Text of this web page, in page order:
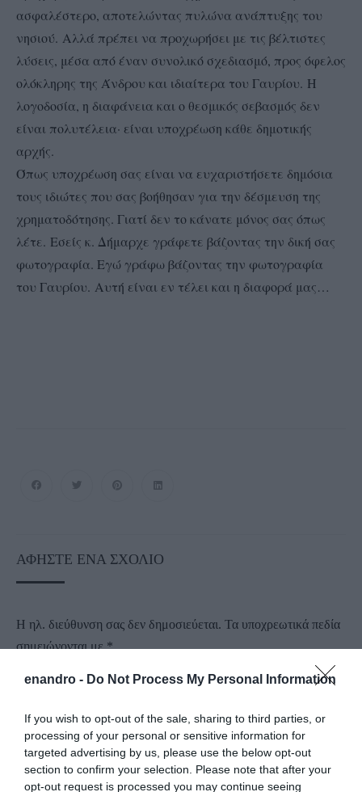
enandro - Do Not Process My Personal Information
If you wish to opt-out of the sale, sharing to third parties, or
processing of your personal or sensitive information for
targeted advertising by us, please use the below opt-out
section to confirm your selection. Please note that after your
opt-out request is processed you may continue seeing
ασφαλέστερο, αποτελώντας πυλώνα ανάπτυξης του
νησιού. Αλλά πρέπει να προχωρήσει με τις βέλτιστες
λύσεις, μέσα από έναν συνολικό σχεδιασμό, προς όφελος
ολόκληρης της Άνδρου και ιδιαίτερα του Γαυρίου. Η
λογοδοσία, η διαφάνεια και ο θεσμικός σεβασμός δεν
είναι πολυτέλεια· είναι υποχρέωση κάθε δημοτικής
αρχής.
Όπως υποχρέωση σας είναι να ευχαριστήσετε δημόσια
τους ιδιώτες που σας βοήθησαν για την δέσμευση της
χρηματοδότησης. Γιατί δεν το κάνατε μόνος σας όπως
λέτε. Εσείς κ. Δήμαρχε γράφετε βάζοντας την δική σας
φωτογραφία. Εγώ γράφω βάζοντας την φωτογραφία
του Γαυρίου. Αυτή είναι εν τέλει και η διαφορά μας…
ΑΦΉΣΤΕ ΈΝΑ ΣΧΌΛΙΟ
Η ηλ. διεύθυνση σας δεν δημοσιεύεται. Τα υποχρεωτικά πεδία
σημειώνονται με*